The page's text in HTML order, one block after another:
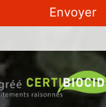
Envoyer